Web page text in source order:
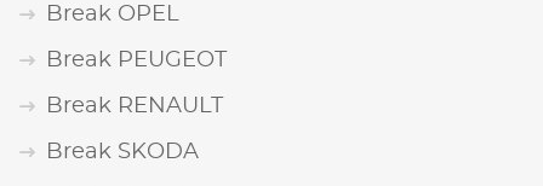
Break OPEL
Break PEUGEOT
Break RENAULT
Break SKODA